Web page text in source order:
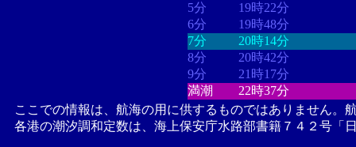
5分
19時22分
6分
19時48分
7分
20時14分
8分
20時42分
9分
21時17分
満潮
22時37分
ここでの情報は、航海の用に供するものではありません。
各港の潮汐調和定数は、海上保安庁水路部書籍７４２号「